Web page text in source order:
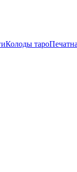
Колоды таро